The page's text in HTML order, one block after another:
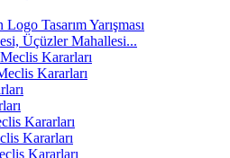
Tasarım Yarışması
Üçüzler Mahallesi...
Kararları
Kararları
Kararları
Kararları
Kararları